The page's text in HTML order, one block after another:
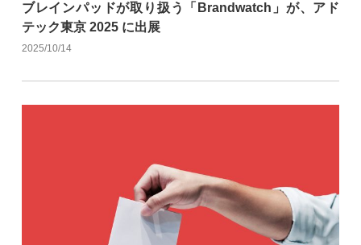
ブレインパッドが取り扱う「Brandwatch」が、アド
テック東京 2025 に出展
2025/10/14